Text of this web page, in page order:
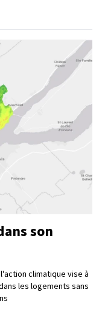
son
climatique vise à
les logements sans